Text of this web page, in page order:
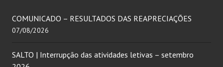
COMUNICADO – RESULTADOS DAS REAPRECIAÇÕES
07/08/2026
SALTO | Interrupção das atividades letivas – setembro